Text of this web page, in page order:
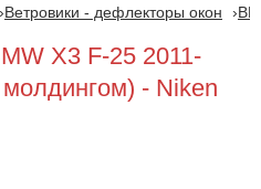
Ветровики - дефлекторы окон
X3 F-25 2011-
- Niken